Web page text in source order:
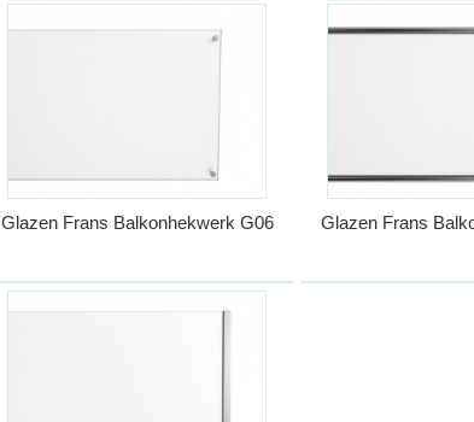
Glazen Frans Balkonhekwerk G06 Glazen Frans